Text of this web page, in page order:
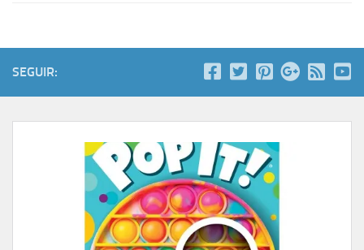
SEGUIR: